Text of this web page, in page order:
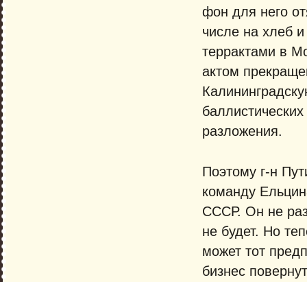
фон для него
числе на хлеб
террактами в
актом
разложения.
Поэтому г-н
команду
СССР. Он не раз
не будет. Но
может тот
бизнес